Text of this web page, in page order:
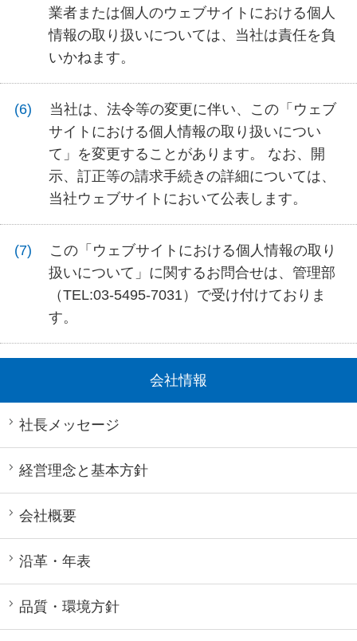
業者または個人のウェブサイトにおける個人
情報の取り扱いについては、当社は責任を負
いかねます。
当社は、法令等の変更に伴い、この「ウェブ
サイトにおける個人情報の取り扱いについ
て」を変更することがあります。 なお、開
示、訂正等の請求手続きの詳細については、
当社ウェブサイトにおいて公表します。
この「ウェブサイトにおける個人情報の取り
扱いについて」に関するお問合せは、管理部
（TEL:03-5495-7031）で受け付けておりま
す。
会社情報
社長メッセージ
経営理念と基本方針
会社概要
沿革・年表
品質・環境方針